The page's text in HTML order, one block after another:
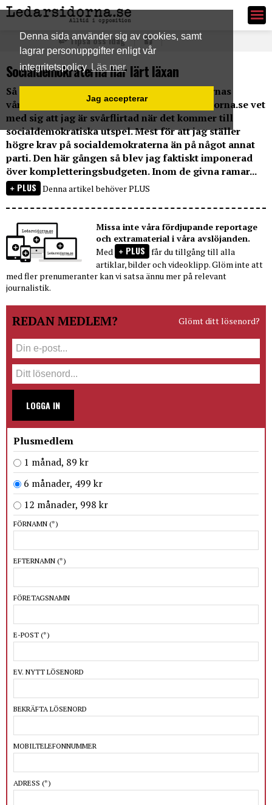
Denna sida använder sig av cookies, samt
lagrar personuppgifter enligt vår
integritetspolicyLäs mer
Jag accepterar
Ledarsidorna.se
Tipsa oss idag
Socialdemokraterna har lärt läxan
Så presenterades VÅM:en, Socialdemokraternas
vårmotion. De som känner mig och Ledarsidorna.se vet
med sig att jag är svårflirtad när det kommer till
socialdemokratiska utspel. Mest för att jag ställer
högre krav på socialdemokraterna än på något annat
parti. Den här gången så blev jag faktiskt imponerad
över kompletteringsbudgeten. Inom de givna ramar...
PLUS Denna artikel behöver PLUS
Missa inte våra fördjupande reportage
och extramaterial i våra avslöjanden.
Med
PLUS får du tillgång till alla
artiklar, bilder och videoklipp. Glöm inte att
med fler prenumeranter kan vi satsa ännu mer på relevant
journalistik.
REDAN MEDLEM? Glömt ditt lösenord?
LOGGA IN
Plusmedlem
1 månad, 89 kr
6 månader, 499 kr
12 månader, 998 kr
FÖRNAMN (*)
EFTERNAMN (*)
FÖRETAGSNAMN
E-POST (*)
EV. NYTT LÖSENORD
BEKRÄFTA LÖSENORD
MOBILTELEFONNUMMER
ADRESS (*)